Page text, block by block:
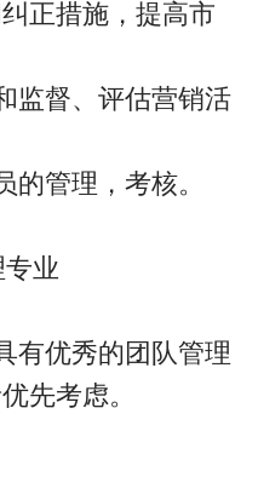
正措施，提高市
监督、评估营销活
的管理，考核。
业
有优秀的团队管理
先考虑。